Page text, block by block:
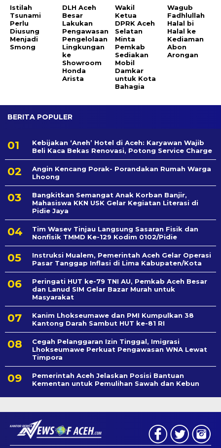
Istilah
Tsunami
Perlu
Diusung
Menjadi
Smong
DLH Aceh
Besar
Lakukan
Pengawasan
Pengelolaan
Lingkungan
ke
Showroom
Honda
Arista
Wakil
Ketua
DPRK Aceh
Selatan
Minta
Pemkab
Sediakan
Mobil
Damkar
untuk Kota
Bahagia
Wagub
Fadhlullah
Halal bi
Halal ke
Kediaman
Abon
Arongan
BERITA POPULER
Kebijakan ‘Aneh’ Hotel di Aceh: Karyawan Wajib
Beli Kaca Bekas Renovasi, Potong Service Charge
Angin Kencang Porak- Porandakan Rumah Warga
Lhoong
Bangkitkan Semangat Anak Korban Banjir,
Mahasiswa KKN USK Gelar Kegiatan Literasi di
Pidie Jaya
Tim Wasev Tinjau Langsung Sasaran Fisik dan
Nonfisik TMMD Ke-129 Kodim 0102/Pidie
Instruksi Mualem, Pemerintah Aceh Gelar Operasi
Pasar Tanggap Inflasi di Lima Kabupaten/Kota
Peringati HUT ke-79 TNI AU, Pemkab Aceh Besar
dan Lanud SIM Gelar Bazar Murah untuk
Masyarakat
Kanim Lhokseumawe dan PMI Kumpulkan 38
Kantong Darah Sambut HUT ke-81 RI
Cegah Pelanggaran Izin Tinggal, Imigrasi
Lhokseumawe Perkuat Pengawasan WNA Lewat
Timpora
Pemerintah Aceh Jelaskan Posisi Bantuan
Kementan untuk Pemulihan Sawah dan Kebun